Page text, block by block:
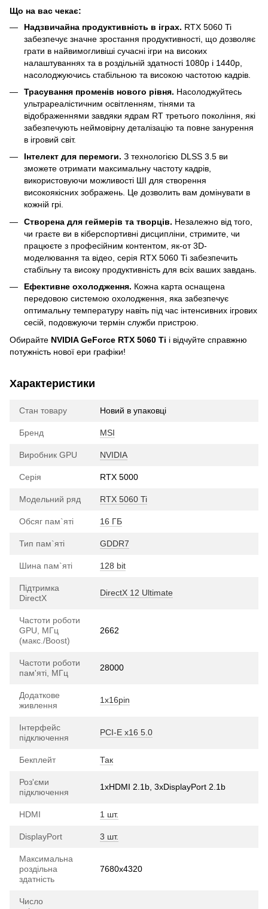
Що на вас чекає:
Надзвичайна продуктивність в іграх. RTX 5060 Ti
забезпечує значне зростання продуктивності, що дозволяє
грати в найвимогливіші сучасні ігри на високих
налаштуваннях та в роздільній здатності 1080p і 1440p,
насолоджуючись стабільною та високою частотою кадрів.
Трасування променів нового рівня. Насолоджуйтесь
ультрареалістичним освітленням, тінями та
відображеннями завдяки ядрам RT третього покоління, які
забезпечують неймовірну деталізацію та повне занурення
в ігровий світ.
Інтелект для перемоги. З технологією DLSS 3.5 ви
зможете отримати максимальну частоту кадрів,
використовуючи можливості ШІ для створення
високоякісних зображень. Це дозволить вам домінувати в
кожній грі.
Створена для геймерів та творців. Незалежно від того,
чи граєте ви в кіберспортивні дисципліни, стримите, чи
працюєте з професійним контентом, як-от 3D-
моделювання та відео, серія RTX 5060 Ti забезпечить
стабільну та високу продуктивність для всіх ваших завдань.
Ефективне охолодження. Кожна карта оснащена
передовою системою охолодження, яка забезпечує
оптимальну температуру навіть під час інтенсивних ігрових
сесій, подовжуючи термін служби пристрою.
Обирайте NVIDIA GeForce RTX 5060 Ti і відчуйте справжню
потужність нової ери графіки!
Характеристики
Стан товару Новий в упаковці
Бренд MSI
Виробник GPU NVIDIA
Серія RTX 5000
Модельний ряд RTX 5060 Ti
Обсяг пам`яті 16 ГБ
Тип пам`яті GDDR7
Шина пам`яті 128 bit
Підтримка
DirectX
DirectX 12 Ultimate
Частоти роботи
GPU, МГц
(макс./Boost)
2662
Частоти роботи
пам'яті, МГц
28000
Додаткове
живлення
1х16pin
Інтерфейс
підключення
PCI-E х16 5.0
Бекплейт Так
Роз'єми
підключення
1xHDMI 2.1b, 3хDisplayPort 2.1b
HDMI 1 шт.
DisplayPort 3 шт.
Максимальна
роздільна
здатність
7680x4320
Число